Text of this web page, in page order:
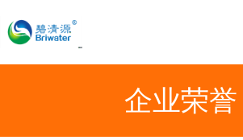
企业荣誉